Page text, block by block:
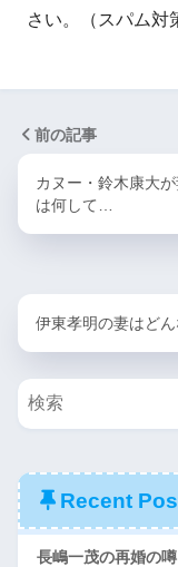
さい。（スパム対
前の記事
カヌー・鈴木康大
は何して…
伊東孝明の妻はど
Recent
長嶋一茂の再婚の